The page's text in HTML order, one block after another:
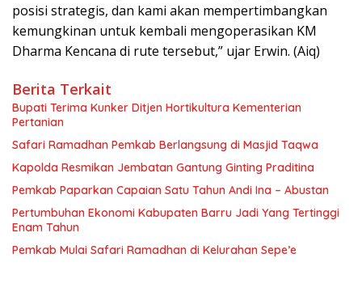
posisi strategis, dan kami akan mempertimbangkan
kemungkinan untuk kembali mengoperasikan KM
Dharma Kencana di rute tersebut,” ujar Erwin. (Aiq)
Berita Terkait
Bupati Terima Kunker Ditjen Hortikultura Kementerian
Pertanian
Safari Ramadhan Pemkab Berlangsung di Masjid Taqwa
Kapolda Resmikan Jembatan Gantung Ginting Praditina
Pemkab Paparkan Capaian Satu Tahun Andi Ina – Abustan
Pertumbuhan Ekonomi Kabupaten Barru Jadi Yang Tertinggi
Enam Tahun
Pemkab Mulai Safari Ramadhan di Kelurahan Sepe’e